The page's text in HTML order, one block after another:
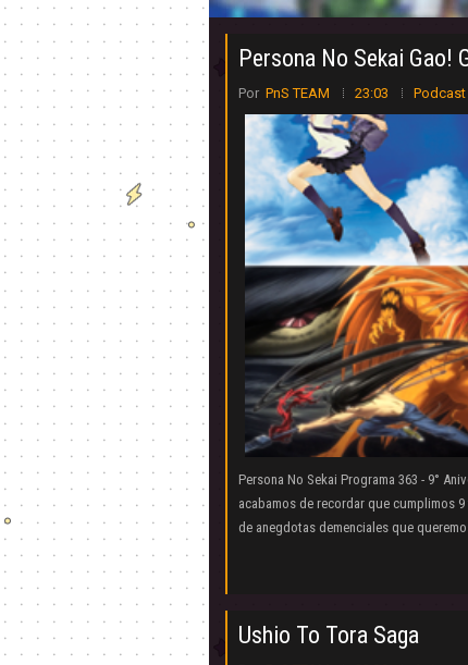
Persona No Sekai Gao!
Por PnS TEAM 23:03 Podcast
Persona No Sekai Programa 363 - 9°
acabamos de recordar que cumplimos
de anegdotas demenciales que
Ushio To Tora Saga